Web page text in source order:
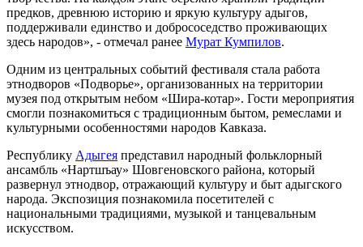
предков, древнюю историю и яркую культуру адыгов,
поддерживали единство и добрососедство проживающих
здесь народов», - отмечал ранее Мурат Кумпилов.
Одним из центральных событий фестиваля стала работа
этнодворов «Подворье», организованных на территории
музея под открытым небом «Шира-котар». Гости мероприятия
смогли познакомиться с традиционным бытом, ремеслами и
культурными особенностями народов Кавказа.
Республику Адыгея представил народный фольклорный
ансамбль «Нартшъау» Шовгеновского района, который
развернул этнодвор, отражающий культуру и быт адыгского
народа. Экспозиция познакомила посетителей с
национальными традициями, музыкой и танцевальным
искусством.